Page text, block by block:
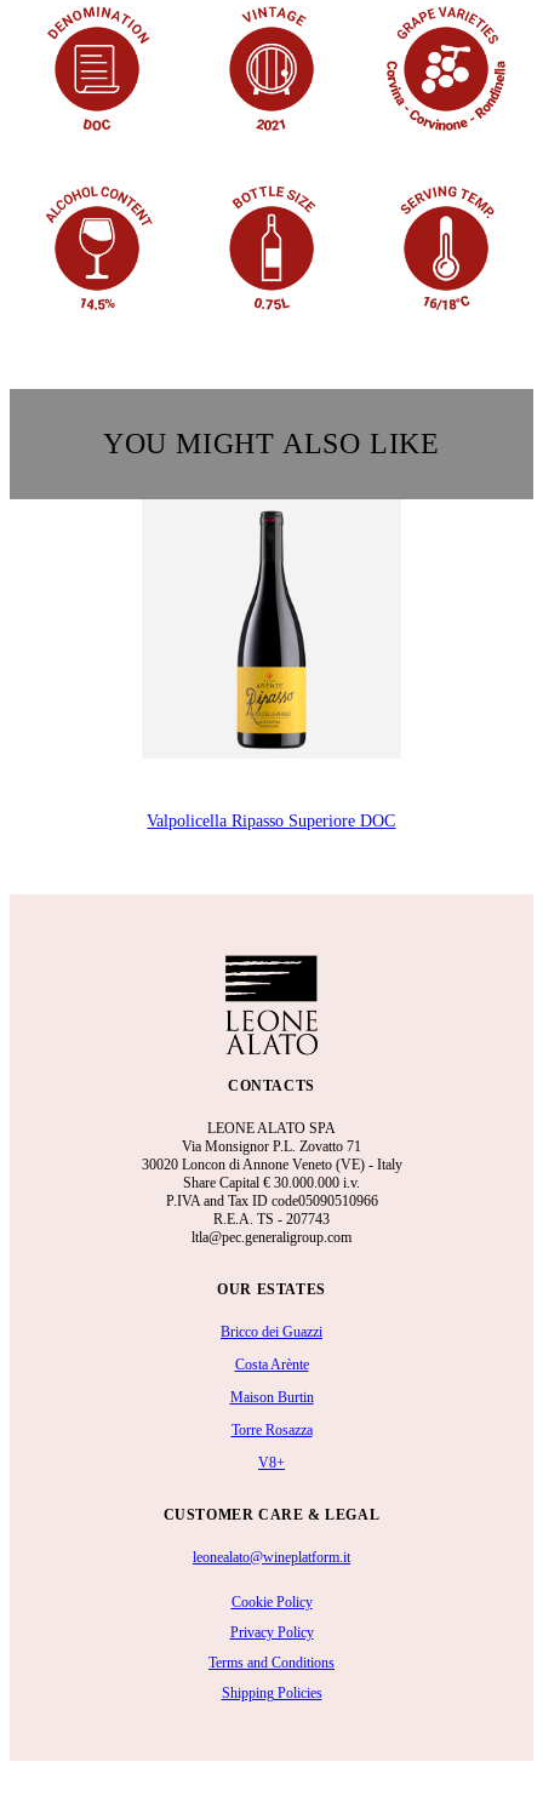
YOU MIGHT ALSO LIKE
Valpolicella Ripasso Superiore DOC
CONTACTS
LEONE ALATO SPA
Via Monsignor P.L. Zovatto 71
30020 Loncon di Annone Veneto (VE) - Italy
Share Capital € 30.000.000 i.v.
P.IVA and Tax ID code05090510966
R.E.A. TS - 207743
ltla@pec.generaligroup.com
OUR ESTATES
Bricco dei Guazzi
Costa Arènte
Maison Burtin
Torre Rosazza
V8+
CUSTOMER CARE & LEGAL
leonealato@wineplatform.it
Cookie Policy
Privacy Policy
Terms and Conditions
Shipping Policies